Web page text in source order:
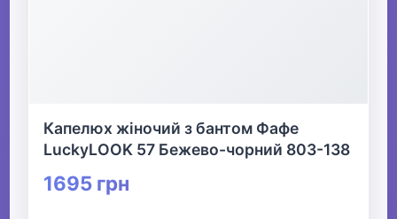
Капелюх жіночий з бантом Фафе
LuckyLOOK 57 Бежево-чорний 803-138
1695 грн